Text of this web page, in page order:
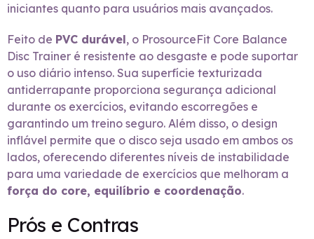
iniciantes quanto para usuários mais avançados.
Feito de PVC durável, o ProsourceFit Core Balance
Disc Trainer é resistente ao desgaste e pode suportar
o uso diário intenso. Sua superfície texturizada
antiderrapante proporciona segurança adicional
durante os exercícios, evitando escorregões e
garantindo um treino seguro. Além disso, o design
inflável permite que o disco seja usado em ambos os
lados, oferecendo diferentes níveis de instabilidade
para uma variedade de exercícios que melhoram a
força do core, equilíbrio e coordenação.
Prós e Contras